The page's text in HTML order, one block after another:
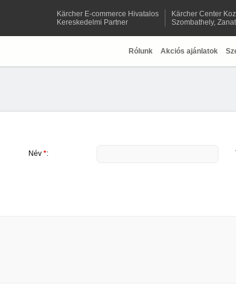
Kärcher E-commerce Hivatalos
Kereskedelmi Partner
Kärcher Center
Szombathely,
Rólunk Akciós ajánlatok
Név *: